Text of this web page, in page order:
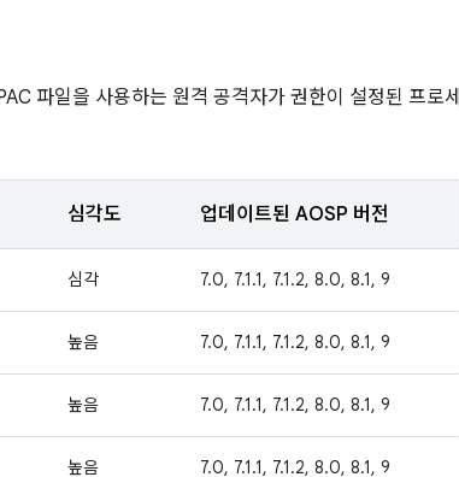
파일을 사용하는 원격 공격자가 권한이 설정된 프로세
심각도 업데이트된 AOSP 버전
심각 7.0, 7.1.1, 7.1.2, 8.0, 8.1, 9
높음 7.0, 7.1.1, 7.1.2, 8.0, 8.1, 9
높음 7.0, 7.1.1, 7.1.2, 8.0, 8.1, 9
높음 7.0, 7.1.1, 7.1.2, 8.0, 8.1, 9